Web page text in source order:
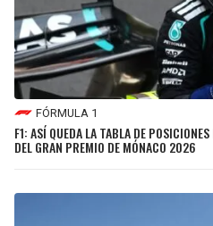
FÓRMULA 1
F1: ASÍ QUEDA LA TABLA DE
DEL GRAN PREMIO DE MÓNACO 2026